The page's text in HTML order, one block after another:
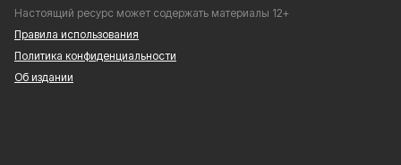
Настоящий ресурс может содержать материалы 12+
Правила использования
Политика конфиденциальности
Об издании